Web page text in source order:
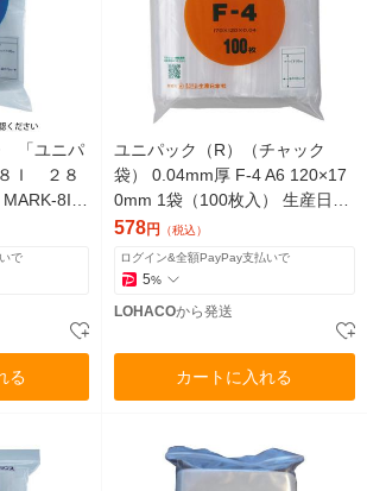
「ユニパ
Ｉ ２８
8I 1
で
る
ユニパック（R）（チャック
袋） 0.04mm厚 F-4 A6 120×17
0mm 1袋（100枚入） 生産日本
社 セイニチ
578円 （税込）
ログイン&全額PayPay支払いで
5%
LOHACOから発送
カートに入れる